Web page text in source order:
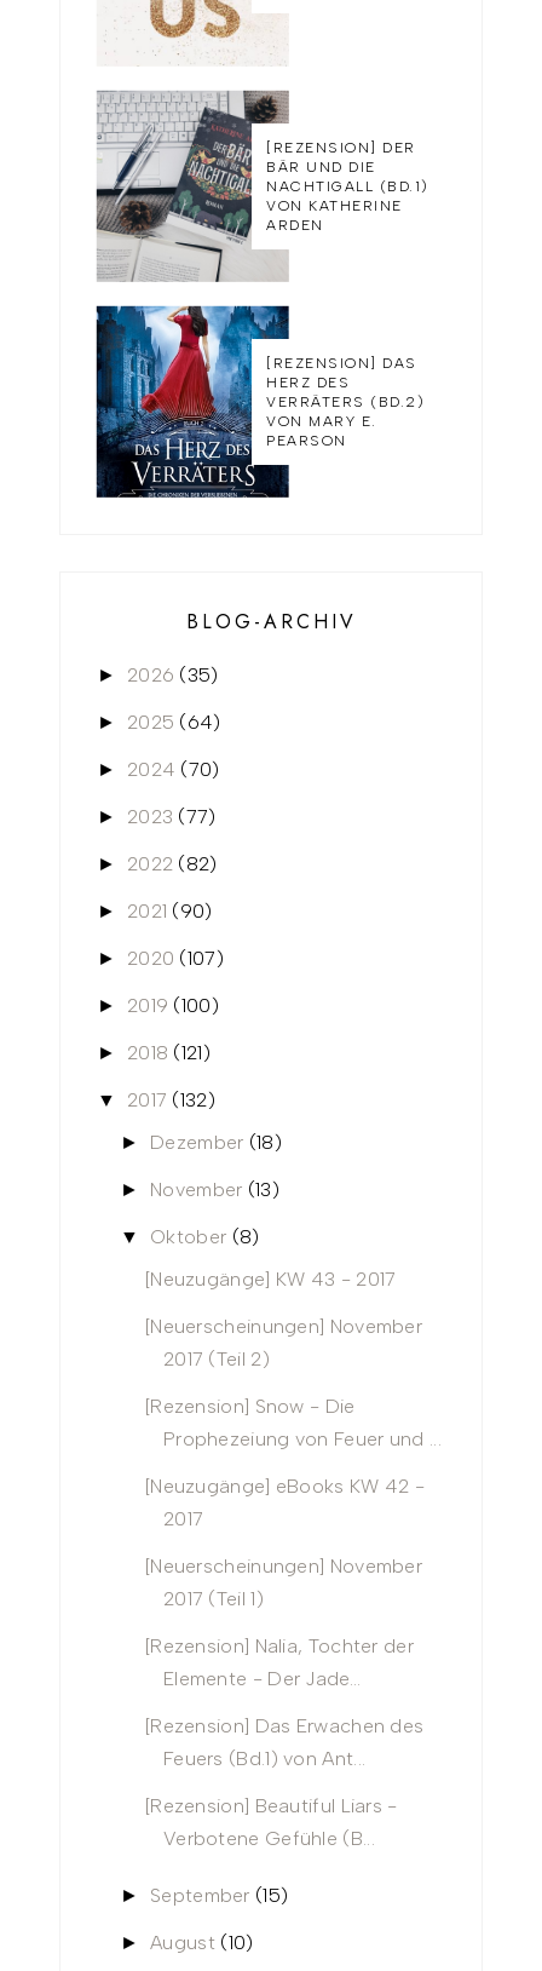
[REZENSION] DER
BÄR UND DIE
NACHTIGALL (BD.1)
VON KATHERINE
ARDEN
[REZENSION] DAS
HERZ DES
VERRÄTERS (BD.2)
VON MARY E.
PEARSON
BLOG-ARCHIV
► 2026 (35)
► 2025 (64)
► 2024 (70)
► 2023 (77)
► 2022 (82)
► 2021 (90)
► 2020 (107)
► 2019 (100)
► 2018 (121)
▼ 2017 (132)
► Dezember (18)
► November (13)
▼ Oktober (8)
[Neuzugänge] KW 43 - 2017
[Neuerscheinungen] November
2017 (Teil 2)
[Rezension] Snow - Die
Prophezeiung von Feuer und ...
[Neuzugänge] eBooks KW 42 -
2017
[Neuerscheinungen] November
2017 (Teil 1)
[Rezension] Nalia, Tochter der
Elemente - Der Jade...
[Rezension] Das Erwachen des
Feuers (Bd.1) von Ant...
[Rezension] Beautiful Liars -
Verbotene Gefühle (B...
► September (15)
►August (10)